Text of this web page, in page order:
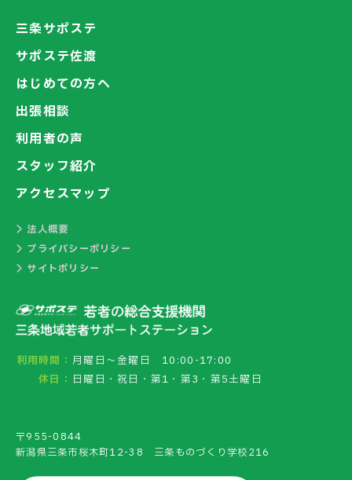
利用時間： 月曜日～金曜日 10:00-17:00
休日： 日曜日・祝日・第1・第3・第5土曜日
三条サポステ
サポステ佐渡
はじめての方へ
出張相談
利用者の声
スタッフ紹介
アクセスマップ
法人概要
プライバシーポリシー
サイトポリシー
〒955-0844
新潟県三条市桜木町12-38 三条ものづくり学校216